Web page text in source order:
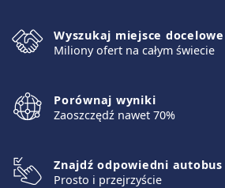
Wyszukaj miejsce docelowe
Miliony ofert na całym świecie
Porównaj wyniki
Zaoszczędź nawet 70%
Znajdź odpowiedni autobus
Prosto i przejrzyście